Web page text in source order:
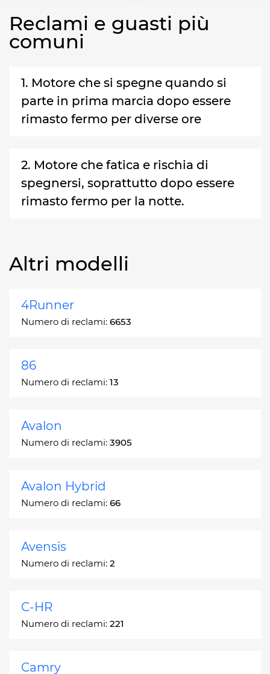
Reclami e guasti più
comuni
1. Motore che si spegne quando si
parte in prima marcia dopo essere
rimasto fermo per diverse ore
2. Motore che fatica e rischia di
spegnersi, soprattutto dopo essere
rimasto fermo per la notte.
Altri modelli
4Runner
Numero di reclami: 6653
86
Numero di reclami: 13
Avalon
Numero di reclami: 3905
Avalon Hybrid
Numero di reclami: 66
Avensis
Numero di reclami: 2
C-HR
Numero di reclami: 221
Camry